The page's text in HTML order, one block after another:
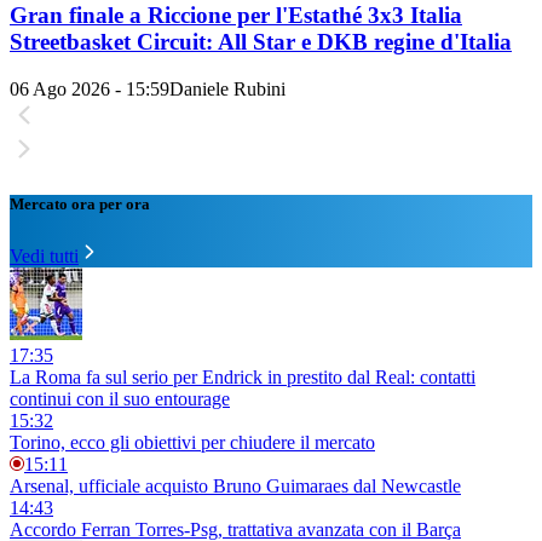
Gran finale a Riccione per l'Estathé 3x3 Italia
Streetbasket Circuit: All Star e DKB regine d'Italia
06 Ago 2026 - 15:59Daniele Rubini
Mercato ora per ora
Vedi tutti
17:35
La Roma fa sul serio per Endrick in prestito dal Real: contatti
continui con il suo entourage
15:32
Torino, ecco gli obiettivi per chiudere il mercato
15:11
Arsenal, ufficiale acquisto Bruno Guimaraes dal Newcastle
14:43
Accordo Ferran Torres-Psg, trattativa avanzata con il Barça